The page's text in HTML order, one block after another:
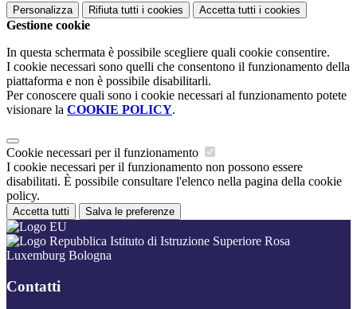
Personalizza Rifiuta tutti i cookies Accetta tutti i cookies
Gestione cookie
In questa schermata è possibile scegliere quali cookie consentire.
I cookie necessari sono quelli che consentono il funzionamento della
piattaforma e non è possibile disabilitarli.
Per conoscere quali sono i cookie necessari al funzionamento potete
visionare la COOKIE POLICY.
Cookie necessari per il funzionamento
I cookie necessari per il funzionamento non possono essere
disabilitati. È possibile consultare l'elenco nella pagina della cookie
policy.
Accetta tutti Salva le preferenze
Istituto di Istruzione Superiore Rosa
Luxemburg Bologna
Contatti